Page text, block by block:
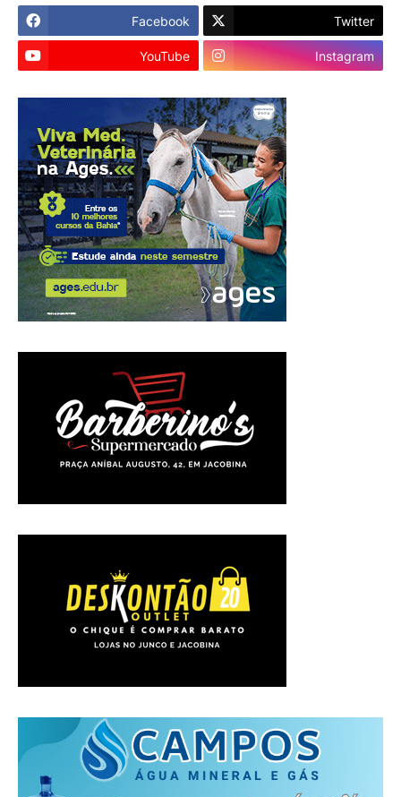
Facebook Twitter
YouTube Instagram